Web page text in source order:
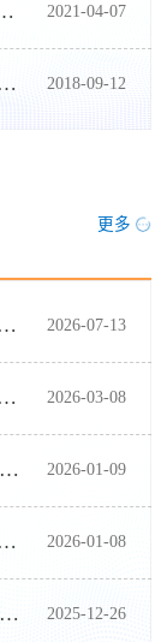
2021-04-07
2018-09-12
更多
2026-07-13
2026-03-08
2026-01-09
2026-01-08
2025-12-26